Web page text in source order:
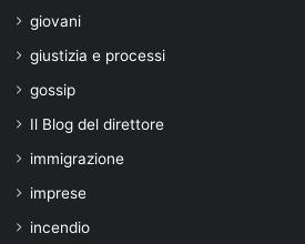
giovani
giustizia e processi
gossip
Il Blog del direttore
immigrazione
imprese
incendio